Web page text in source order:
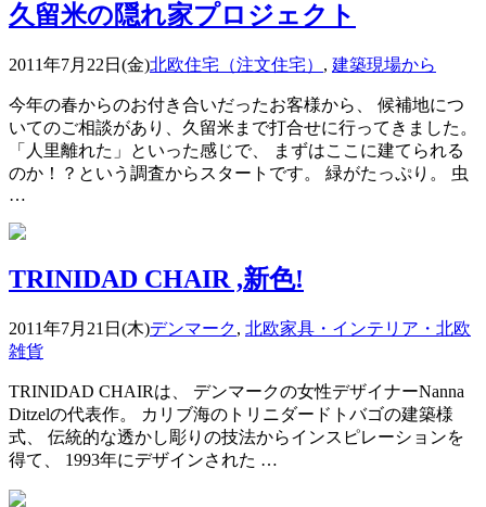
久留米の隠れ家プロジェクト
2011年7月22日(金)北欧住宅（注文住宅） , 建築現場から
今年の春からのお付き合いだったお客様から、 候補地につ
いてのご相談があり、久留米まで打合せに行ってきました。
「人里離れた」といった感じで、 まずはここに建てられる
のか！？という調査からスタートです。 緑がたっぷり。 虫
…
TRINIDAD CHAIR ,新色!
2011年7月21日(木)デンマーク, 北欧家具・インテリア・北欧
雑貨
TRINIDAD CHAIRは、 デンマークの女性デザイナーNanna
Ditzelの代表作。 カリブ海のトリニダードトバゴの建築様
式、 伝統的な透かし彫りの技法からインスピレーションを
得て、 1993年にデザインされた …